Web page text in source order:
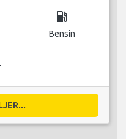
local_gas_station
Bensin